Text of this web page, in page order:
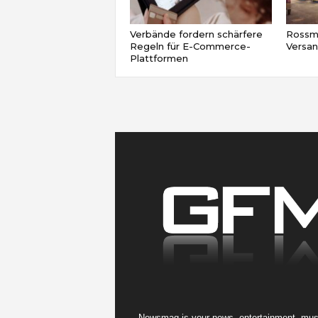
Verbände fordern schärfere
Regeln für E-Commerce-
Plattformen